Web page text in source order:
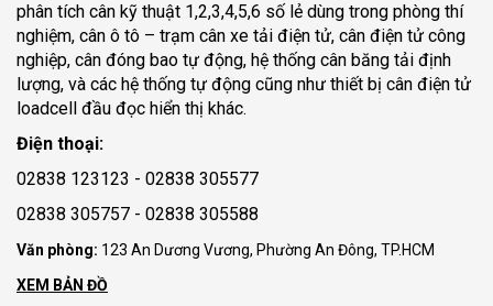
phân tích cân kỹ thuật 1,2,3,4,5,6 số lẻ dùng trong phòng thí
nghiệm, cân ô tô – trạm cân xe tải điện tử, cân điện tử công
nghiệp, cân đóng bao tự động, hệ thống cân băng tải định
lượng, và các hệ thống tự động cũng như thiết bị cân điện tử
loadcell đầu đọc hiển thị khác.
Điện thoại:
02838 123123 - 02838 305577
02838 305757 - 02838 305588
Văn phòng: 123 An Dương Vương, Phường An Đông, TP.HCM
XEM BẢN ĐỒ